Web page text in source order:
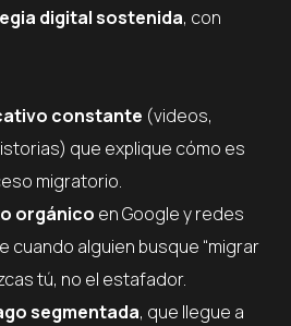
digital sostenida, con
constante (videos,
que explique cómo es
migratorio.
orgánico en Google y redes
cuando alguien busque “migrar
tú, no el estafador.
segmentada, que llegue a